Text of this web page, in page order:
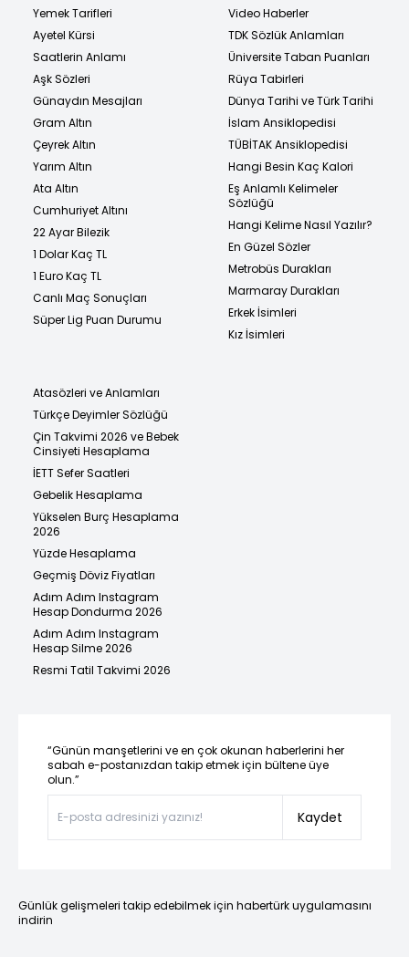
Yemek Tarifleri
Ayetel Kürsi
Saatlerin Anlamı
Aşk Sözleri
Günaydın Mesajları
Gram Altın
Çeyrek Altın
Yarım Altın
Ata Altın
Cumhuriyet Altını
22 Ayar Bilezik
1 Dolar Kaç TL
1 Euro Kaç TL
Canlı Maç Sonuçları
Süper Lig Puan Durumu
Video Haberler
TDK Sözlük Anlamları
Üniversite Taban Puanları
Rüya Tabirleri
Dünya Tarihi ve Türk Tarihi
İslam Ansiklopedisi
TÜBİTAK Ansiklopedisi
Hangi Besin Kaç Kalori
Eş Anlamlı Kelimeler
Sözlüğü
Hangi Kelime Nasıl Yazılır?
En Güzel Sözler
Metrobüs Durakları
Marmaray Durakları
Erkek İsimleri
Kız İsimleri
Atasözleri ve Anlamları
Türkçe Deyimler Sözlüğü
Çin Takvimi 2026 ve Bebek
Cinsiyeti Hesaplama
İETT Sefer Saatleri
Gebelik Hesaplama
Yükselen Burç Hesaplama
2026
Yüzde Hesaplama
Geçmiş Döviz Fiyatları
Adım Adım Instagram
Hesap Dondurma 2026
Adım Adım Instagram
Hesap Silme 2026
Resmi Tatil Takvimi 2026
“Günün manşetlerini ve en çok okunan haberlerini her
sabah e-postanızdan takip etmek için bültene üye
olun.”
Kaydet
Günlük gelişmeleri takip edebilmek için habertürk uygulamasını
indirin